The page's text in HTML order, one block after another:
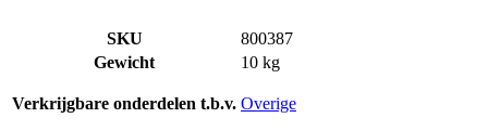
SKU
800387
Gewicht
10 kg
Verkrijgbare onderdelen t.b.v. Overige